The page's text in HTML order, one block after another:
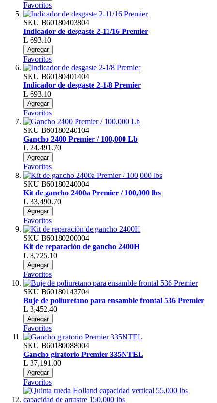
Favoritos
SKU B60180403804
Indicador de desgaste 2-11/16 Premier
L 693.10
Agregar
Favoritos
SKU B60180401404
Indicador de desgaste 2-1/8 Premier
L 693.10
Agregar
Favoritos
SKU B60180240104
Gancho 2400 Premier / 100,000 Lb
L 24,491.70
Agregar
Favoritos
SKU B60180240004
Kit de gancho 2400a Premier / 100,000 lbs
L 33,490.70
Agregar
Favoritos
SKU B60180200004
Kit de reparación de gancho 2400H
L 8,725.10
Agregar
Favoritos
SKU B60180143704
Buje de poliuretano para ensamble frontal 536 Premier
L 3,452.40
Agregar
Favoritos
SKU B60180088004
Gancho giratorio Premier 335NTEL
L 37,191.00
Agregar
Favoritos